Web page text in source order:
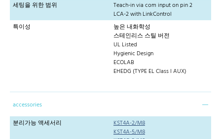
세팅을 위한 범위
Teach-in via com input on pin 2
LCA-2 with LinkControl
특이성
높은 내화학성
스테인리스 스틸 버전
UL Listed
Hygienic Design
ECOLAB
EHEDG (TYPE EL Class I AUX)
accessories
분리가능 액세서리
KST4A-2/M8
KST4A-5/M8